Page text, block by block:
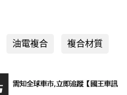
油電複合 複合材質